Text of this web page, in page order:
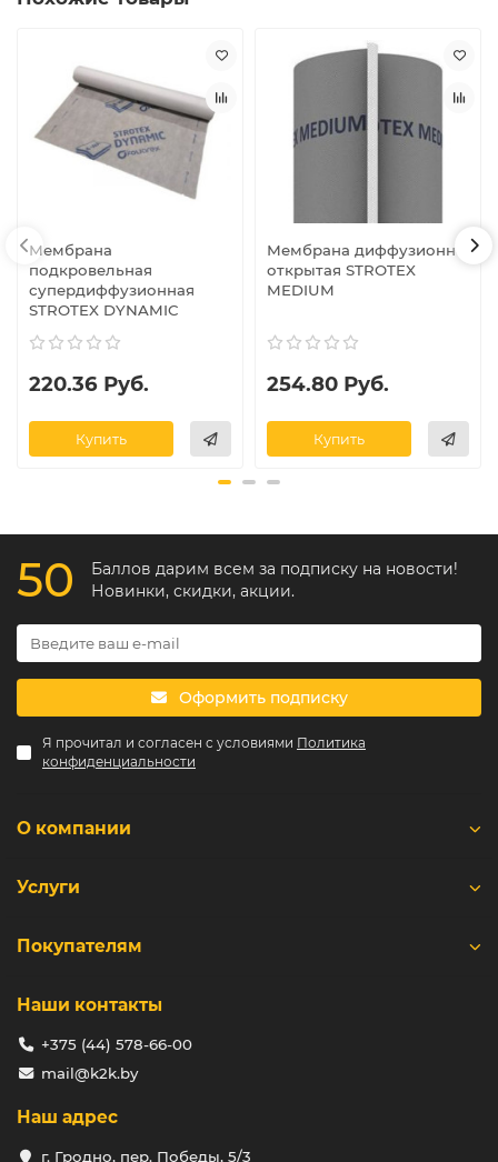
Мембрана
подкровельная
супердиффузионная
STROTEX DYNAMIC
220.36 Руб.
Купить
Мембрана диффузионно
открытая STROTEX
MEDIUM
254.80 Руб.
Купить
50
Баллов дарим всем за подписку на новости!
Новинки, скидки, акции.
Оформить подписку
Я прочитал и согласен с условиями Политика
конфиденциальности
О компании
Услуги
Покупателям
Наши контакты
+375 (44) 578-66-00
mail@k2k.by
Наш адрес
г. Гродно, пер. Победы, 5/3